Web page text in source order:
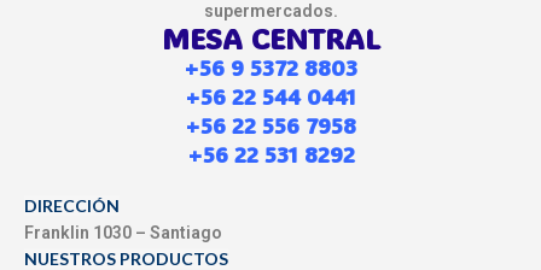
supermercados.
MESA CENTRAL
+56 9 5372 8803
+56 22 544 0441
+56 22 556 7958
+56 22 531 8292
DIRECCIÓN
Franklin 1030 – Santiago
NUESTROS PRODUCTOS